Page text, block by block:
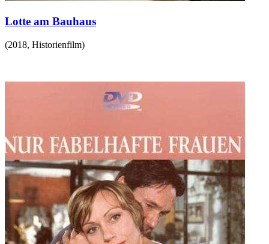
Lotte am Bauhaus
(2018, Historienfilm)